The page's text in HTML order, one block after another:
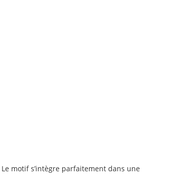
motif s’intègre parfaitement dans une